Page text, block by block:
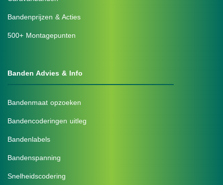
Bandenprijzen & Acties
500+ Montagepunten
Banden Advies & Info
Bandenmaat opzoeken
Bandencoderingen uitleg
Bandenlabels
Bandenspanning
Snelheidscodering